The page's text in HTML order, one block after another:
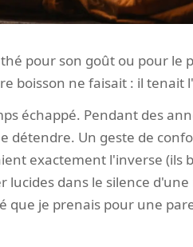
pour son goût ou pour le
boisson ne faisait : il tenait
échappé. Pendant des
détendre. Un geste de
exactement l'inverse
lucides dans le silence
que je prenais pour une